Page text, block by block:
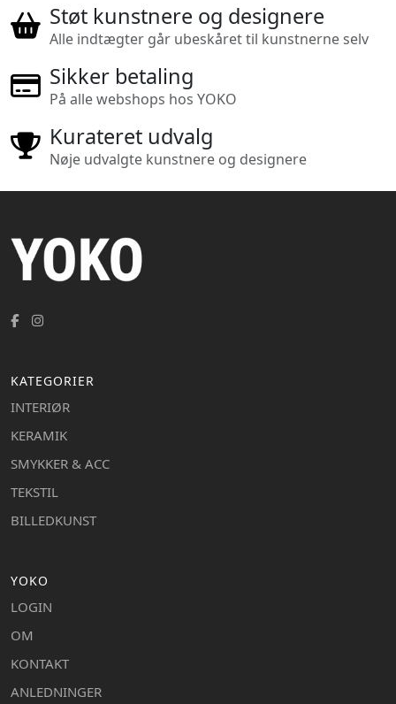
Støt kunstnere og designere
Alle indtægter går ubeskåret til kunstnerne selv
Sikker betaling
På alle webshops hos YOKO
Kurateret udvalg
Nøje udvalgte kunstnere og designere
KATEGORIER
INTERIØR
KERAMIK
SMYKKER & ACC
TEKSTIL
BILLEDKUNST
YOKO
LOGIN
OM
KONTAKT
ANLEDNINGER